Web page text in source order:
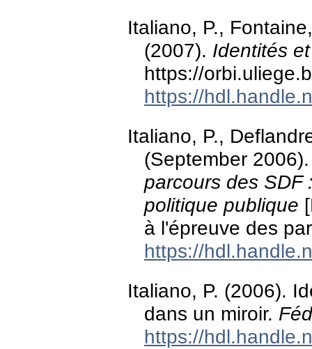
Italiano, P.,
(2007). Identités
https://
https://
Italiano, P.,
(September
parcours des SDF
politique publique
à l'épreuve des
https://
Italiano, P. (2006).
dans un miroir.
https://